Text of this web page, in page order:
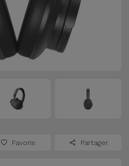
Favoris Partager